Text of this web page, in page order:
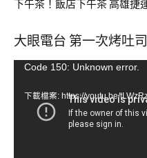
下午茶！飯店下午茶 高雄捷
大眼電台 第一次烤吐
視Code 150: Unknown error.
下載檔案: https://youtu.be/